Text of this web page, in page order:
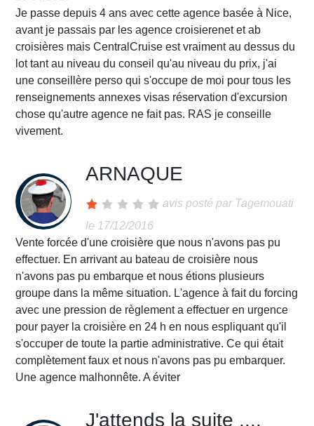
Je passe depuis 4 ans avec cette agence basée à Nice,
avant je passais par les agence croisierenet et ab
croisières mais CentralCruise est vraiment au dessus du
lot tant au niveau du conseil qu'au niveau du prix, j'ai
une conseillère perso qui s'occupe de moi pour tous les
renseignements annexes visas réservation d'excursion
chose qu'autre agence ne fait pas. RAS je conseille
vivement.
ARNAQUE
avis posté par Tagemouati
le 17/12/2016
Vente forcée d'une croisière que nous n'avons pas pu
effectuer. En arrivant au bateau de croisière nous
n'avons pas pu embarque et nous étions plusieurs
groupe dans la même situation. L'agence à fait du forcing
avec une pression de règlement a effectuer en urgence
pour payer la croisière en 24 h en nous espliquant qu'il
s'occuper de toute la partie administrative. Ce qui était
complètement faux et nous n'avons pas pu embarquer.
Une agence malhonnête. A éviter
J'attends la suite ....